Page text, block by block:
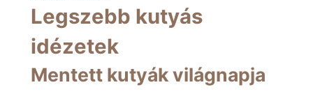
Legszebb kutyás
idézetek
Mentett kutyák világnapja